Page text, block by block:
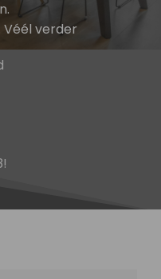
Véél verder